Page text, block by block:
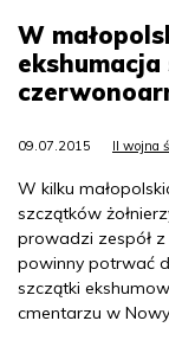
W
09.07.2015 II wojna
W kilku
szczątków
prowadzi zespół z
powinny potrwać
szczątki
cmentarzu w